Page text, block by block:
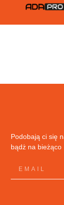
Podobają ci się
bądż na bieżąco